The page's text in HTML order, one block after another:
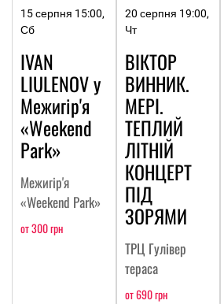
15 серпня 15:00,
Сб
IVAN
LIULENOV у
Межигір'я
«Weekend
Park»
Межигір'я
«Weekend Park»
от 300 грн
20 серпня 19:00,
Чт
ВІКТОР
ВИННИК.
МЕРІ.
ТЕПЛИЙ
ЛІТНІЙ
КОНЦЕРТ
ПІД
ЗОРЯМИ
ТРЦ Гулівер
тераса
от 690 грн